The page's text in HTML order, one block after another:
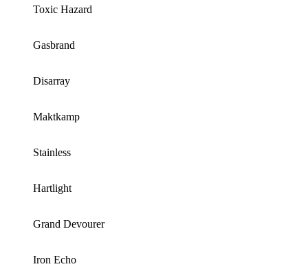
Toxic Hazard
Gasbrand
Disarray
Maktkamp
Stainless
Hartlight
Grand Devourer
Iron Echo